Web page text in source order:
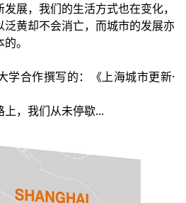
展，我们的生活方式也在变化，
黄却不会消亡，而城市的发展亦
。
学合作撰写的：《上海城市更新·
，我们从未停歇...